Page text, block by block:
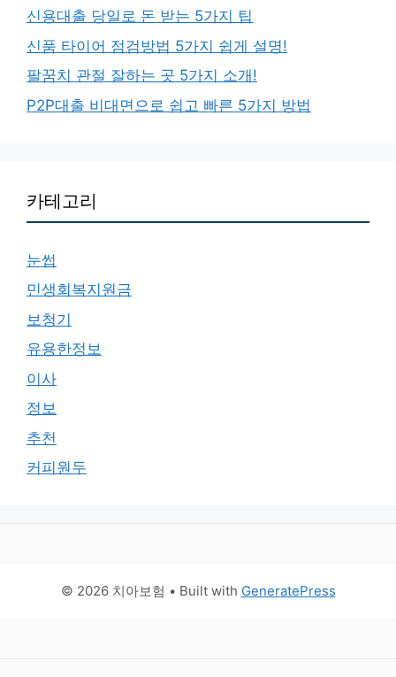
신용대출 당일로 돈 받는 5가지 팁
신품 타이어 점검방법 5가지 쉽게 설명!
팔꿈치 관절 잘하는 곳 5가지 소개!
P2P대출 비대면으로 쉽고 빠른 5가지 방법
카테고리
눈썹
민생회복지원금
보청기
유용한정보
이사
정보
추천
커피원두
© 2026 치아보험 • Built with GeneratePress